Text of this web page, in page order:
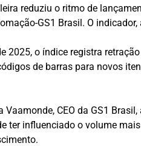
reduziu o ritmo de
GS1 Brasil. O
2025, o índice registra
de barras para novos
Vaamonde, CEO da GS1
ter influenciado o volume